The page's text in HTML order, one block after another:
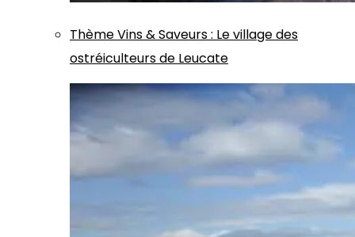
ThèmeVins & Saveurs: Le village des
ostréiculteurs de Leucate